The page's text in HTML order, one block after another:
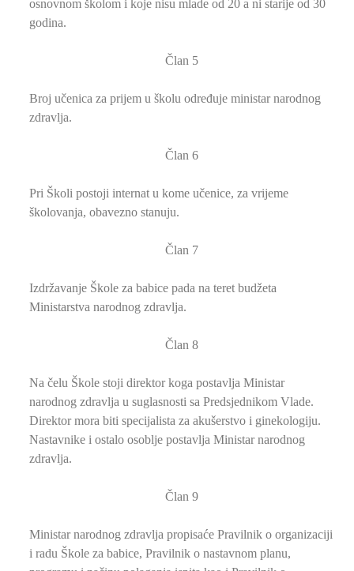
osnovnom školom i koje nisu mlade od 20 a ni starije od 30
godina.
Član 5
Broj učenica za prijem u školu određuje ministar narodnog
zdravlja.
Član 6
Pri Školi postoji internat u kome učenice, za vrijeme
školovanja, obavezno stanuju.
Član 7
Izdržavanje Škole za babice pada na teret budžeta
Ministarstva narodnog zdravlja.
Član 8
Na čelu Škole stoji direktor koga postavlja Ministar
narodnog zdravlja u suglasnosti sa Predsjednikom Vlade.
Direktor mora biti specijalista za akušerstvo i ginekologiju.
Nastavnike i ostalo osoblje postavlja Ministar narodnog
zdravlja.
Član 9
Ministar narodnog zdravlja propisaće Pravilnik o organizaciji
i radu Škole za babice, Pravilnik o nastavnom planu,